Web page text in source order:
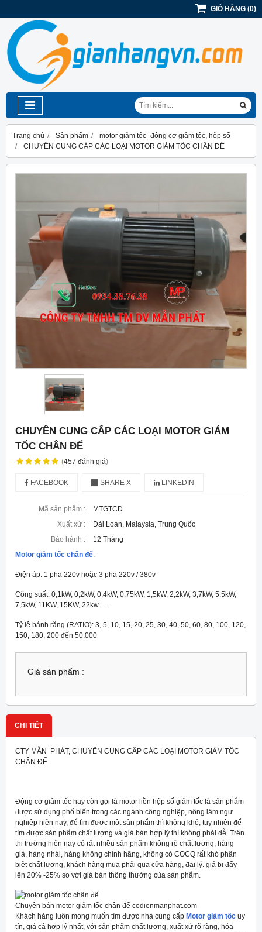
GIỎ HÀNG (0)
Trang chủ Sản phẩm
motor giảm tốc- động cơ giảm tốc, hộp số
CHUYÊN CUNG CẤP CÁC LOẠI MOTOR GIẢM TỐC CHÂN ĐẾ
CHUYÊN CUNG CẤP CÁC LOẠI MOTOR GIẢM
TỐC CHÂN ĐẾ
(457 đánh giá)
FACEBOOK SHARE X LINKEDIN
Mã sản phẩm :
MTGTCD
Xuất xứ :
Đài Loan, Malaysia, Trung Quốc
Bảo hành :
12 Tháng
Motor giảm tốc chân đế:
Điện áp: 1 pha 220v hoặc 3 pha 220v / 380v
Công suất: 0,1kW, 0,2kW, 0,4kW, 0,75kW, 1,5kW, 2,2kW, 3,7kW, 5,5kW,
7,5kW, 11KW, 15KW, 22kw…..
Tỷ lệ bánh răng (RATIO): 3, 5, 10, 15, 20, 25, 30, 40, 50, 60, 80, 100, 120,
150, 180, 200 đến 50.000
Giá sản phẩm :
CHI TIẾT
CTY MẪN PHÁT, CHUYÊN CUNG CẤP CÁC LOẠI MOTOR GIẢM TỐC
CHÂN ĐẾ
Động cơ giảm tốc hay còn gọi là motor liền hộp số giảm tốc là sản phẩm
được sử dụng phổ biến trong các ngành công nghiệp, nông lâm ngư
nghiệp hiện nay, để tìm được một sản phẩm thì không khó, tuy nhiên để
tìm được sản phẩm chất lượng và giá bán hợp lý thì không phải dễ. Trên
thị trường hiện nay có rất nhiều sản phẩm không rõ chất lượng, hàng
giả, hàng nhái, hàng không chính hãng, không có COCQ rất khó phân
biệt chất lượng, khách hàng mua phải qua cửa hàng, đại lý. giá bị đẩy
lên 20% -25% so với giá bán thông thường của sản phẩm.
Chuyên bán motor giảm tốc chân đế codienmanphat.com
Khách hàng luôn mong muốn tìm được nhà cung cấp Motor giảm tốc uy
tín, giá cả hợp lý nhất, với sản phẩm chất lượng, xuất xứ rõ ràng, hóa